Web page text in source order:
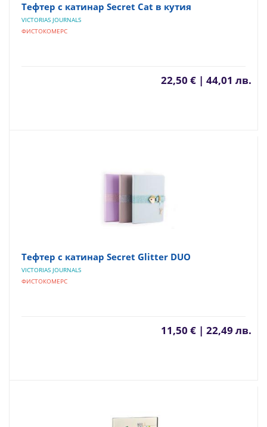
Тефтер с катинар Secret Cat в кутия
VICTORIAS JOURNALS
ФИСТОКОМЕРС
22,50 € | 44,01 лв.
Тефтер с катинар Secret Glitter DUO
VICTORIAS JOURNALS
ФИСТОКОМЕРС
11,50 € | 22,49 лв.